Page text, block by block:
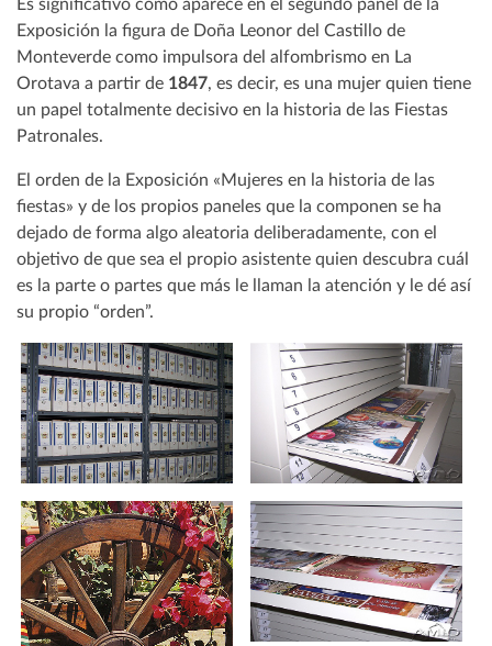
Es significativo como aparece en el segundo panel de la
Exposición la figura de Doña Leonor del Castillo de
Monteverde como impulsora del alfombrismo en La
Orotava a partir de 1847, es decir, es una mujer quien tiene
un papel totalmente decisivo en la historia de las Fiestas
Patronales.
El orden de la Exposición «Mujeres en la historia de las
fiestas» y de los propios paneles que la componen se ha
dejado de forma algo aleatoria deliberadamente, con el
objetivo de que sea el propio asistente quien descubra cuál
es la parte o partes que más le llaman la atención y le dé así
su propio “orden”.